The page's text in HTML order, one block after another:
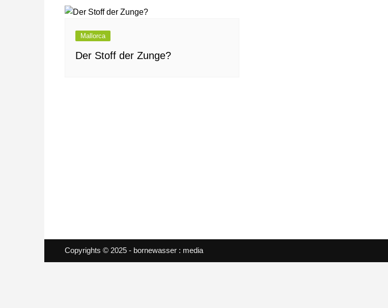
Mallorca
Der Stoff der Zunge?
Copyrights © 2025 - bornewasser : media